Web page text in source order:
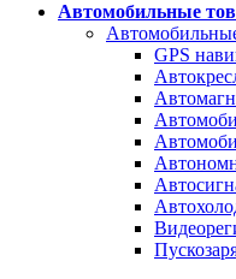
Автомобильные
GPS